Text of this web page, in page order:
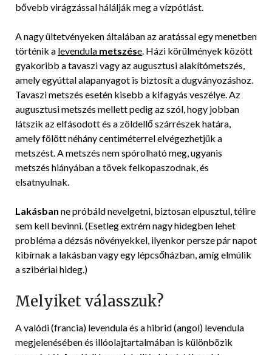
bővebb virágzással hálálják meg a vízpótlást.
A nagy ültetvényeken általában az aratással egy menetben
történik a levendula metszése . Házi körülmények között
gyakoribb a tavaszi vagy az augusztusi alakítómetszés,
amely egyúttal alapanyagot is biztosít a dugványozáshoz.
Tavaszi metszés esetén kisebb a kifagyás veszélye. Az
augusztusi metszés mellett pedig az szól, hogy jobban
látszik az elfásodott és a zöldellő szárrészek határa,
amely fölött néhány centiméterrel elvégezhetjük a
metszést. A metszés nem spórolható meg, ugyanis
metszés hiányában a tövek felkopaszodnak, és
elsatnyulnak.
Lakásban ne próbáld nevelgetni, biztosan elpusztul, télire
sem kell bevinni. (Esetleg extrém nagy hidegben lehet
probléma a dézsás növényekkel, ilyenkor persze pár napot
kibírnak a lakásban vagy egy lépcsőházban, amíg elmúlik
a szibériai hideg.)
Melyiket válasszuk?
A valódi (francia) levendula és a hibrid (angol) levendula
megjelenésében és illóolajtartalmában is különbözik